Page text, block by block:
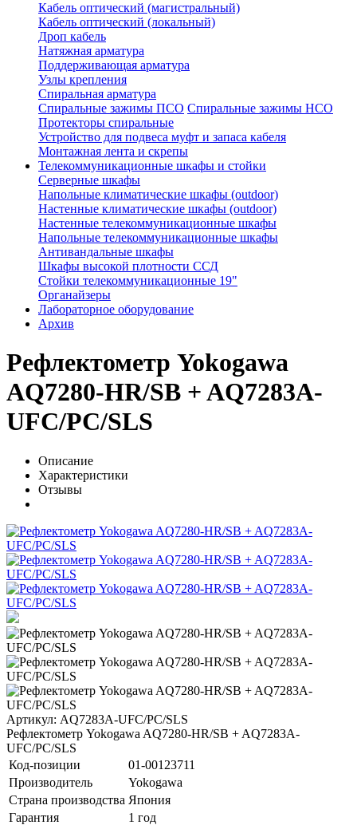
Кабель оптический (магистральный)
Кабель оптический (локальный)
Дроп кабель
Натяжная арматура
Поддерживающая арматура
Узлы крепления
Спиральная арматура
Спиральные зажимы ПСО Спиральные зажимы НСО
Протекторы спиральные
Устройство для подвеса муфт и запаса кабеля
Монтажная лента и скрепы
Телекоммуникационные шкафы и стойки
Серверные шкафы
Напольные климатические шкафы (outdoor)
Настенные климатические шкафы (outdoor)
Настенные телекоммуникационные шкафы
Напольные телекоммуникационные шкафы
Антивандальные шкафы
Шкафы высокой плотности ССД
Стойки телекоммуникационные 19"
Органайзеры
Лабораторное оборудование
Архив
Рефлектометр Yokogawa
AQ7280-HR/SB + AQ7283A-
UFC/PC/SLS
Описание
Характеристики
Отзывы
Артикул: AQ7283A-UFC/PC/SLS
Рефлектометр Yokogawa AQ7280-HR/SB + AQ7283A-
UFC/PC/SLS
Код-позиции
01-00123711
Производитель
Yokogawa
Страна производства Япония
Гарантия
1 год